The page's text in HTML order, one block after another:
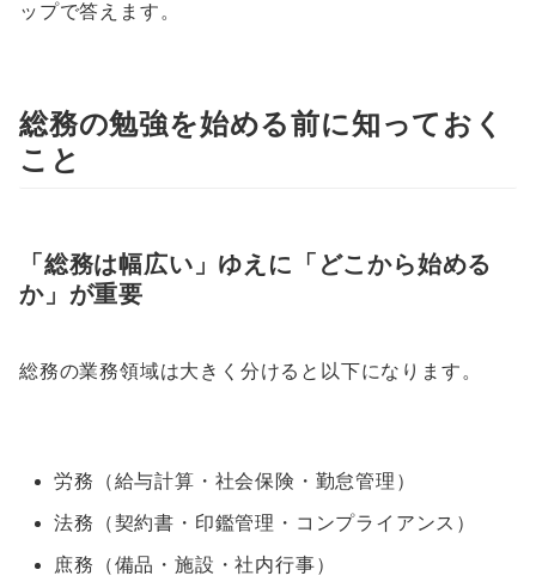
ップで答えます。
総務の勉強を始める前に知っておく
こと
「総務は幅広い」ゆえに「どこから始める
か」が重要
総務の業務領域は大きく分けると以下になります。
労務（給与計算・社会保険・勤怠管理）
法務（契約書・印鑑管理・コンプライアンス）
庶務（備品・施設・社内行事）